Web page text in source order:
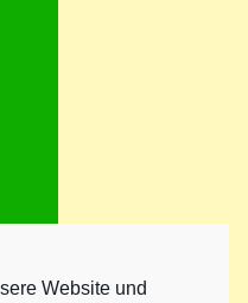
Website und